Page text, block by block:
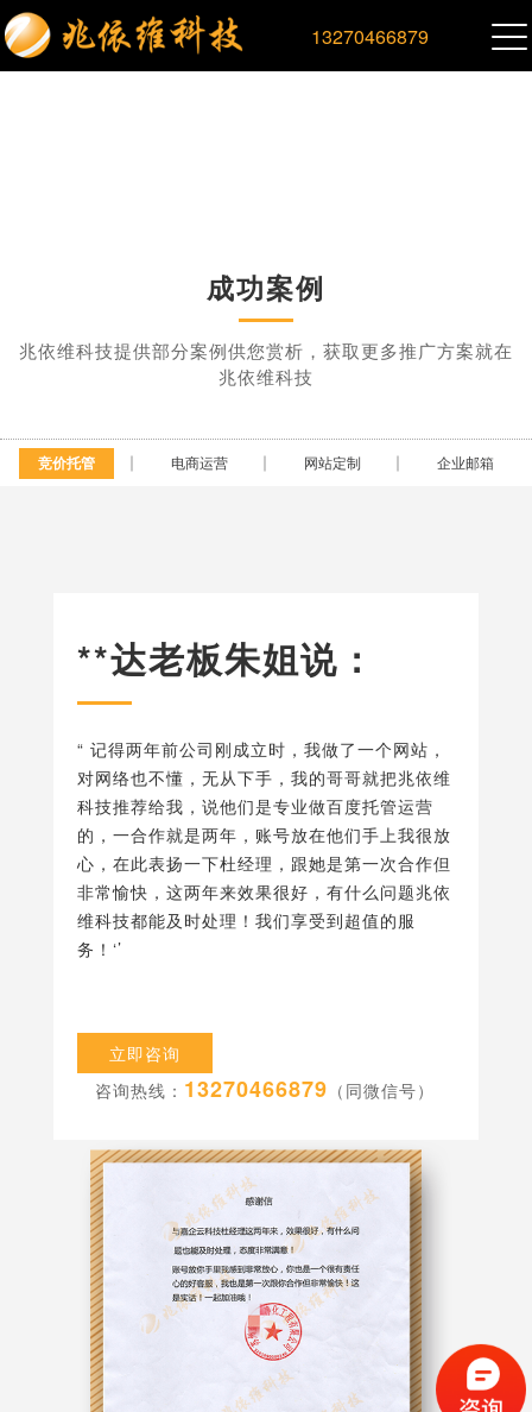
13270466879
成功案例
兆依维科技提供部分案例供您赏析，获取更多推广方案就在
兆依维科技
竞价托管 电商运营 网站定制 企业邮箱
**达老板朱姐说：
“ 记得两年前公司刚成立时，我做了一个网站，
对网络也不懂，无从下手，我的哥哥就把兆依维
科技推荐给我，说他们是专业做百度托管运营
的，一合作就是两年，账号放在他们手上我很放
心，在此表扬一下杜经理，跟她是第一次合作但
非常愉快，这两年来效果很好，有什么问题兆依
维科技都能及时处理！我们享受到超值的服
务！‘’
立即咨询
咨询热线： 13270466879 （同微信号）